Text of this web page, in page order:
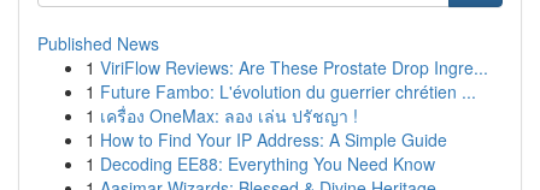
Published News
1 ViriFlow Reviews: Are These Prostate Drop Ingre...
1 Future Fambo: L'évolution du guerrier chrétien ...
1 เครื่อง OneMax: ลอง เล่น ปรัชญา !
1 How to Find Your IP Address: A Simple Guide
1 Decoding EE88: Everything You Need Know